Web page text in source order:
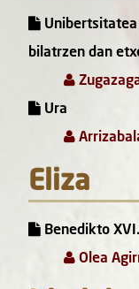
bilatrzen dan
Ura
Eliza
Benedikto
Olea